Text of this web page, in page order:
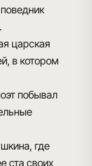
царская
в котором
побывал
где
ста своих